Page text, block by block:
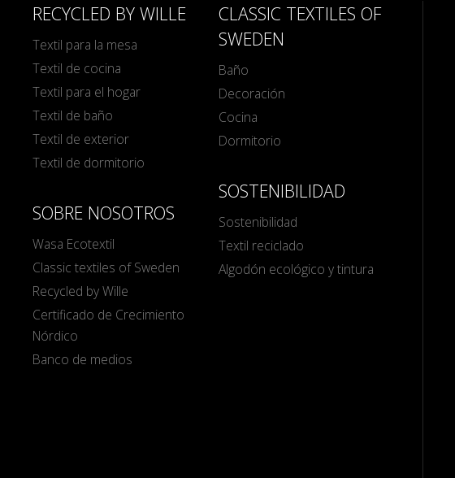
RECYCLED BY WILLE
Textil para la mesa
Textil de cocina
Textil para el hogar
Textil de baño
Textil de exterior
Textil de dormitorio
SOBRE NOSOTROS
Wasa Ecotextil
Classic textiles of Sweden
Recycled by Wille
Certificado de Crecimiento
Nórdico
Banco de medios
CLASSIC TEXTILES OF
SWEDEN
Baño
Decoración
Cocina
Dormitorio
SOSTENIBILIDAD
Sostenibilidad
Textil reciclado
Algodón ecológico y tintura